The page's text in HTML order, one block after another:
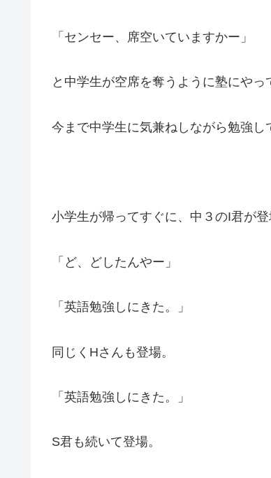
「センセー、席空いていますかー」
と中学生が空席を奪うように塾にや
今まで中学生に気兼ねしながら勉強し
小学生が帰ってすぐに、中３のI君が登
「ど、どしたんやー」
「英語勉強しにきた。」
同じくHさんも登場。
「英語勉強しにきた。」
S君も続いて登場。